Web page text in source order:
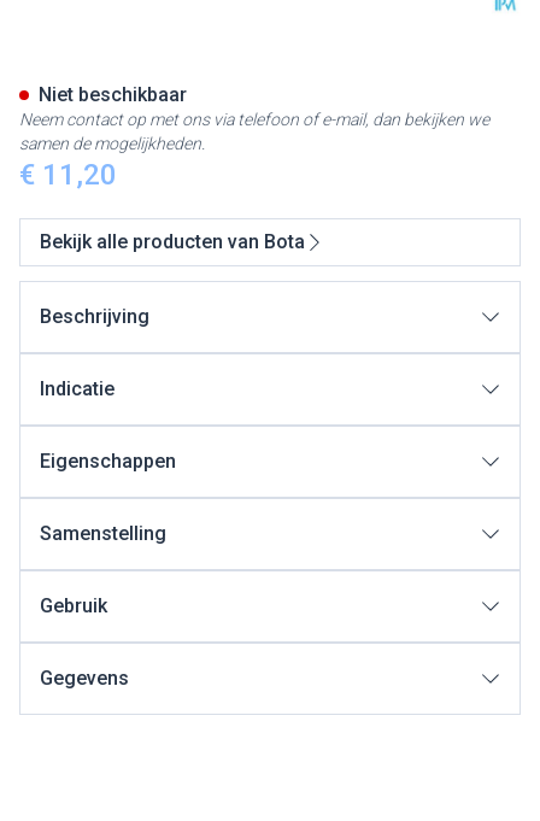
€ 11,20
Niet beschikbaar
Neem contact op met ons via telefoon of e-mail, dan bekijken we
samen de mogelijkheden.
Bekijk alle producten van Bota
Beschrijving
Indicatie
Eigenschappen
Samenstelling
Gebruik
Gegevens